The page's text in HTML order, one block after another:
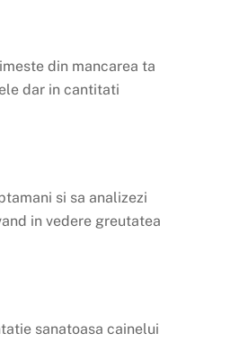
din mancarea ta
dar in cantitati
si sa analizezi
in vedere greutatea
sanatoasa cainelui